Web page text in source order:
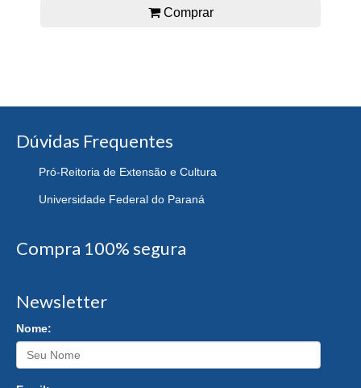
Comprar
Dúvidas Frequentes
Pró-Reitoria de Extensão e Cultura
Universidade Federal do Paraná
Compra 100% segura
Newsletter
Nome: